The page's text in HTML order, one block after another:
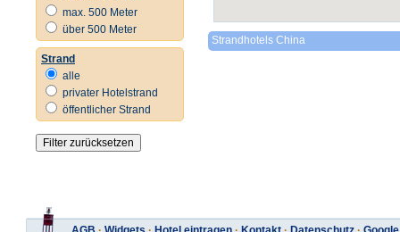
max. 500 Meter
über 500 Meter
Strand
alle
privater Hotelstrand
öffentlicher Strand
Strandhotels China